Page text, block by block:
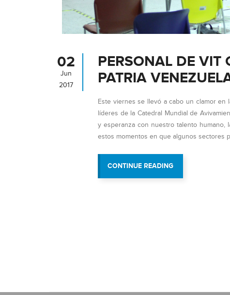
02
Jun
2017
PERSONAL DE VIT
PATRIA
Este viernes se llevó a cabo un clamor en
líderes de la Catedral Mundial de
y esperanza con nuestro talento humano,
estos momentos en que algunos sectores
CONTINUE READING“PERSONAL